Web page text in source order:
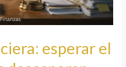
esperar el